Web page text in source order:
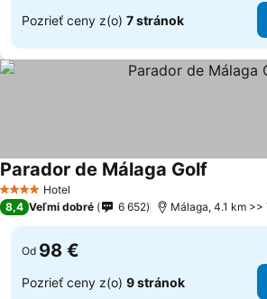
Pozrieť ceny z(o) 7 stránok
4 Počet hviezdičiek
Hotel
Parador de Málaga Golf
8,4 Veľmi dobré 6 652 Málaga, 4.1 km >>
Od 98 €
Pozrieť ceny z(o) 9 stránok